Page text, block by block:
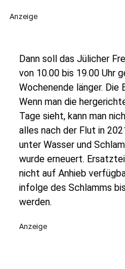
Anzeige
Dann soll das Jülicher
von 10.00 bis 19.00 Uhr
Wochenende länger.
Wenn man die
Tage sieht, kann man
alles nach der Flut in
unter Wasser und
wurde erneuert.
nicht auf Anhieb
infolge des Schlamms
werden.
Anzeige